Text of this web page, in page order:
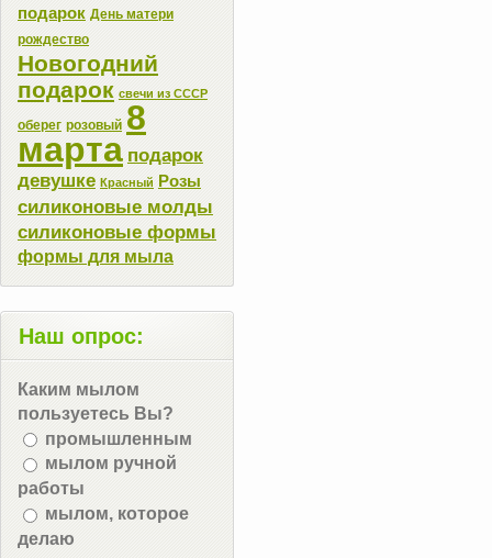
подарок День матери
рождество
Новогодний
подарок свечи из СССР
оберег розовый 8
марта подарок
девушке Красный Розы
силиконовые молды
силиконовые формы
формы для мыла
Наш опрос:
Каким мылом
пользуетесь Вы?
промышленным
мылом ручной
работы
мылом, которое
делаю